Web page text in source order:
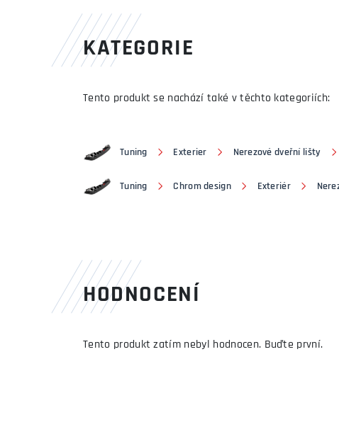
KATEGORIE
Tento produkt se nachází také v těchto kategoriích:
Tuning Exterier Nerezové dveřní lišty
Tuning Chrom design Exteriér
HODNOCENÍ
Tento produkt zatím nebyl hodnocen. Buďte první.